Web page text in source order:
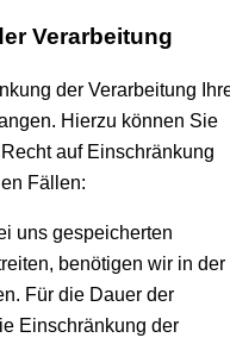
Verarbeitung
der Verarbeitung
Hierzu können Sie
auf Einschränkung
Fällen:
uns gespeicherten
benötigen wir in der
Für die Dauer der
Einschränkung der